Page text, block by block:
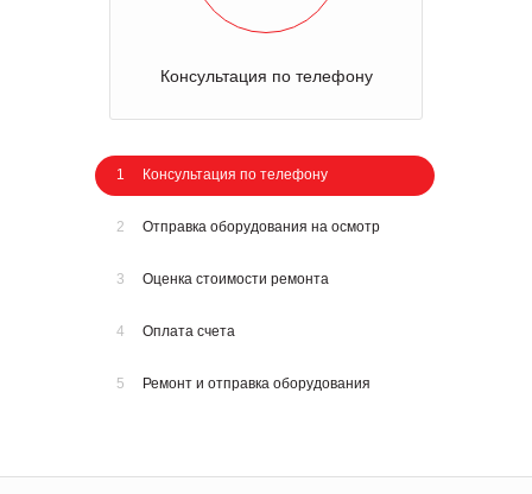
Консультация по телефону
1 Консультация по телефону
2 Отправка оборудования на осмотр
3 Оценка стоимости ремонта
4 Оплата счета
5 Ремонт и отправка оборудования